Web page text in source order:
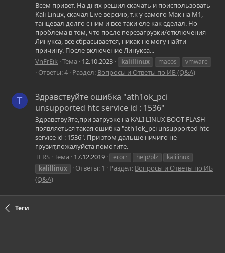
Всем привет. На днях решил скачать и поиспользовать
Kali Linux, скачал Live версию, т.к у самого Мак на М1,
танцевал долго с ним и все-таки еле как сделал. Но
проблема в том, что после перезагрузки/отключения
Линукса, все сбрасывается, никак не могу найти
причину. После включение Линукса...
VnFrEik Тема 12.10.2023 kalillinux macos vmware
Ответы: 4 Раздел: Вопросы и Ответы по ИБ (Q&A)
T
Здравствуйте ошибка "ath1ok_pci
unsupported htc service id : 1536"
Здравствуйте,при загрузке на KALI LINUX BOOT FLASH
появляеться такая ошибка "ath1ok_pci unsupported htc
service id : 1536". При этом дальше ничиго не
грузит,пожалуйста помогите.
TERS Тема 17.12.2019 erorr help/plz
kalilinux
kalillinux
Ответы: 1 Раздел: Вопросы и Ответы по ИБ
(Q&A)
Теги